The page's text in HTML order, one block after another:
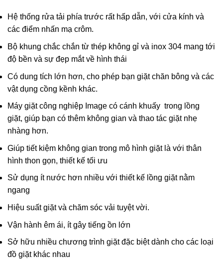
Hệ thống rửa tải phía trước rất hấp dẫn, với cửa kính và
các điểm nhấn mạ crôm.
Bộ khung chắc chắn từ thép không gỉ và inox 304 mang tới
độ bền và sự đẹp mắt về hình thái
Có dung tích lớn hơn, cho phép bạn giặt chăn bông và các
vật dụng cồng kềnh khác.
Máy giặt công nghiệp Image có cánh khuấy trong lồng
giặt, giúp bạn có thêm không gian và thao tác giặt nhẹ
nhàng hơn.
Giúp tiết kiệm không gian trong mô hình giặt là với thân
hình thon gọn, thiết kế tối ưu
Sử dụng ít nước hơn nhiều với thiết kế lồng giặt nằm
ngang
Hiệu suất giặt và chăm sóc vải tuyệt vời.
Vận hành êm ái, ít gây tiếng ồn lớn
Sở hữu nhiều chương trình giặt đặc biệt dành cho các loại
đồ giặt khác nhau